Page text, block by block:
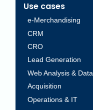
Use cases
e-Merchandising
CRM
CRO
Lead Generation
Web Analysis & Data
Acquisition
Operations & IT